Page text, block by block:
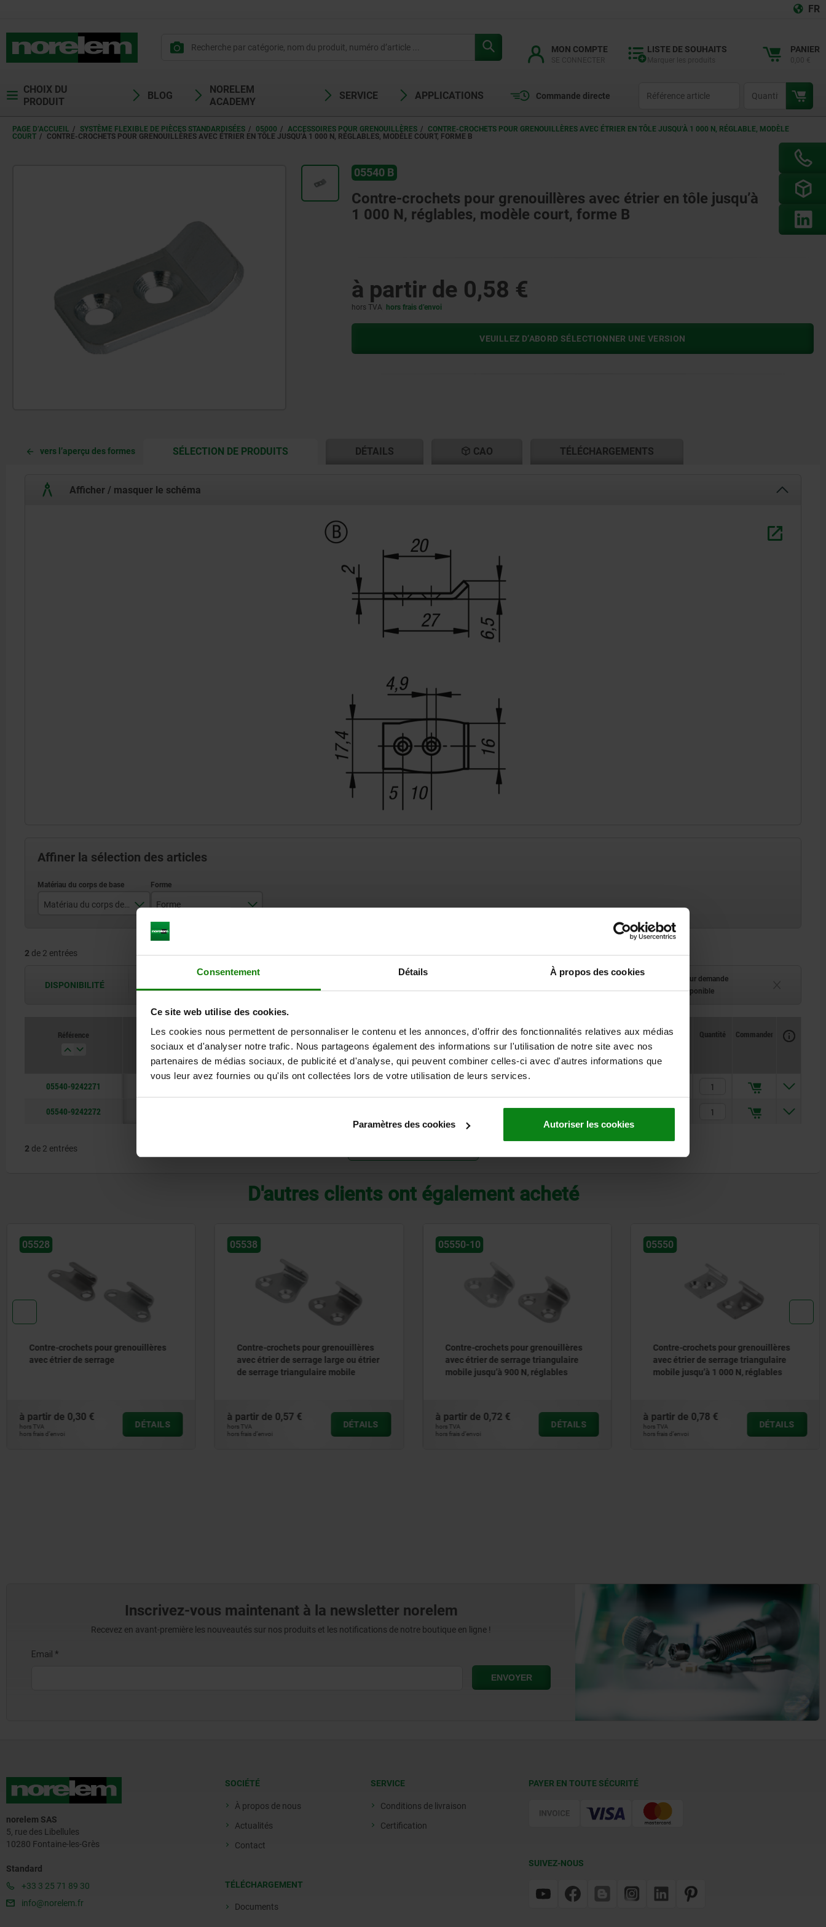
Consentement Détails À propos des cookies
Ce site web utilise des cookies.
Les cookies nous permettent de personnaliser le contenu et les annonces, d'offrir des fonctionnalités relatives aux médias
sociaux et d'analyser notre trafic. Nous partageons également des informations sur l'utilisation de notre site avec nos
partenaires de médias sociaux, de publicité et d'analyse, qui peuvent combiner celles-ci avec d'autres informations que
vous leur avez fournies ou qu'ils ont collectées lors de votre utilisation de leurs services.
Paramètres des cookies Autoriser les cookies
FR
MON COMPTE LISTE DE SOUHAITS PANIER
CHOIX DU
PRODUIT
BLOG
NORELEM
ACADEMY
SERVICE APPLICATIONS Commande directe
PAGE D’ACCUEIL SYSTÈME FLEXIBLE DE PIÈCES STANDARDISÉES 05000 ACCESSOIRES POUR GRENOUILLÈRES
CONTRE-CROCHETS POUR GRENOUILLÈRES AVEC ÉTRIER EN TÔLE JUSQU’À 1 000 N, RÉGLABLE, MODÈLE
COURT
CONTRE-CROCHETS POUR GRENOUILLÈRES AVEC ÉTRIER EN TÔLE JUSQU’À 1 000 N, RÉGLABLES, MODÈLE COURT, FORME B
05540 B
Contre-crochets pour grenouillères avec étrier en tôle jusqu’à
1 000 N, réglables, modèle court, forme B
à partir de 0,58 €
hors TVA hors frais d’envoi
VEUILLEZ D’ABORD SÉLECTIONNER UNE VERSION
vers l’aperçu des formes SÉLECTION DE PRODUITSCURRENT
CURRENT
DÉTAILS CAO TÉLÉCHARGEMENTS
Afficher / masquer le schéma
Affiner la sélection des articles
Matériau du corps de base
acier inoxydable
Forme
2 de 2 entrées AGRANDIR LE TABLEAU
DISPONIBILITÉ
Expédié immédiatement (en stock)
Délai de livraison sur demande
Expédition sous 1 à 2 semaines
Actuellement indisponible
Référence
Matériau du corps de base
Forme
CAO
Disponibilité
Prix
Quantité Commander
05540-9242271
05540-9242272 B
2 de 2 entrées
D'autres clients ont également acheté
05538
Contre-crochets pour grenouillères
avec étrier de serrage large ou étrier
à partir de0,57 €
hors TVA
hors frais d’envoi
DÉTAILS
05550-10
Contre-crochets pour grenouillères
avec étrier de serrage triangulaire
mobile jusqu’à 900 N, réglables
à partir de0,72 €
hors TVA
hors frais d’envoi
DÉTAILS
05550
Contre-crochets pour grenouillères
avec étrier de serrage triangulaire
mobile jusqu’à 1 000 N, réglables
à partir de0,78 €
hors TVA
hors frais d’envoi
DÉTAILS
05530
Contre-crochets pour grenouillères
avec étrier de serrage jusqu’à
2000 N
à partir de0,30 €
hors TVA
hors frais d’envoi
DÉTAILS
Inscrivez-vous maintenant à la newsletter norelem
Recevez en avant-première les nouveautés sur nos produits et les notifications de notre boutique en ligne !
norelem SAS
5, rue des Libellules
10280 Fontaine-les-Grès
Standard
+33 3 25 71 89 30
info@norelem.fr
SOCIÉTÉ
À propos de nous
Actualités
Contact
TÉLÉCHARGEMENT
Documents
SERVICE
Conditions de livraison
Certification
PAYER EN TOUTE SÉCURITÉ
SUIVEZ-NOUS